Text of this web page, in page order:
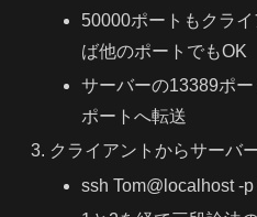
50000ポートもクラ
ば他のポートでもOK
サーバーの13389ポ
ポートへ転送
クライアントからサーバ
ssh Tom@localhost -